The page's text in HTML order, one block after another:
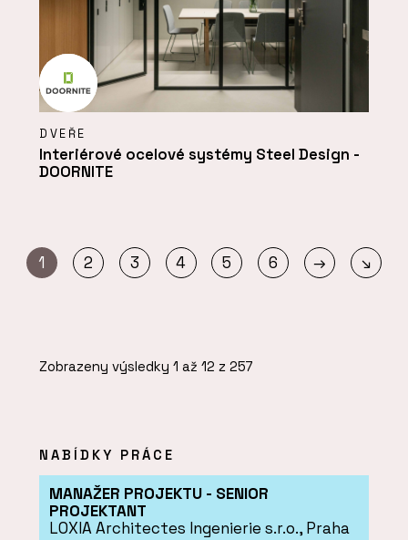
DVEŘE
Interiérové ocelové systémy Steel Design -
DOORNITE
1 2 3 4 5 6 → ↘
Zobrazeny výsledky 1 až 12 z 257
NABÍDKY PRÁCE
MANAŽER PROJEKTU - SENIOR
PROJEKTANT
LOXIA Architectes Ingenierie s.r.o., Praha